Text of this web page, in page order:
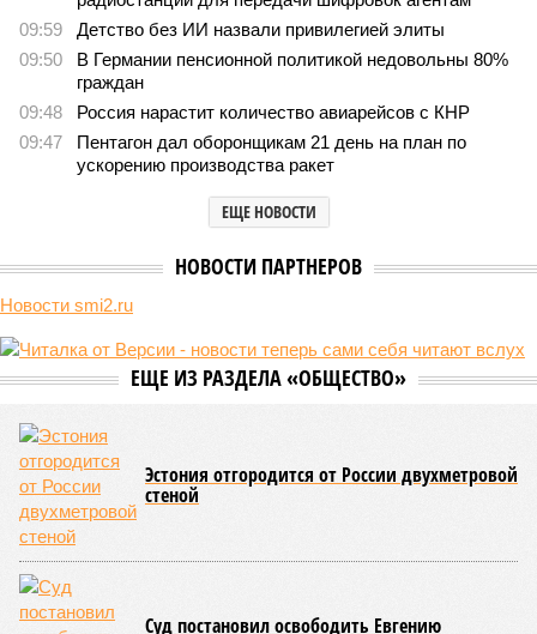
В нескольких станциях от уже сданного «Сказочного
леса» пайщики ЖК «Станция Л» продолжают ждать от
компании Capital Group начала реальной достройки
«Станция ожидания» для дольщиков
В нескольких станциях от уже сданного «Сказочного леса» пайщики ЖК
реальной достройки (изображение сгенерировано ИИ)
уже получают ключи – в мае 2026 года были получены
заключение о соответствии проектной документации и
разрешение на ввод жилищного комплекса в эксплуатацию –
совсем недалеко, в паре станций метро южнее, на Люблинской
улице, картина, можно сказать, прямо противоположная.
ЖК «Светлый мир «Станция Л»: та же группа компаний-